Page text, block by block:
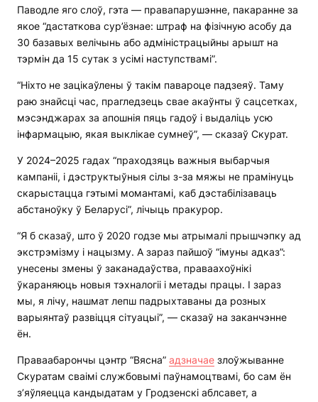
Паводле яго слоў, гэта — правапарушэнне, пакаранне за
якое “дастаткова сур’ёзнае: штраф на фізічную асобу да
30 базавых велічынь або адміністрацыйны арышт на
тэрмін да 15 сутак з усімі наступствамі”.
“Ніхто не зацікаўлены ў такім павароце падзеяў. Таму
раю знайсці час, прагледзець свае акаўнты ў сацсетках,
мэсэнджарах за апошнія пяць гадоў і выдаліць усю
інфармацыю, якая выклікае сумнеў”, — сказаў Скурат.
У 2024–2025 гадах “праходзяць важныя выбарчыя
кампаніі, і дэструктыўныя сілы з-за мяжы не прамінуць
скарыстацца гэтымі момантамі, каб дэстабілізаваць
абстаноўку ў Беларусі”, лічыць пракурор.
“Я б сказаў, што ў 2020 годзе мы атрымалі прышчэпку ад
экстрэмізму і нацызму. А зараз пайшоў “імуны адказ”:
унесены змены ў заканадаўства, праваахоўнікі
ўкараняюць новыя тэхналогіі і метады працы. І зараз
мы, я лічу, нашмат лепш падрыхтаваны да розных
варыянтаў развіцця сітуацыі”, — сказаў на заканчэнне
ён.
Праваабарончы цэнтр “Вясна” адзначае злоўжыванне
Скуратам сваімі службовымі паўнамоцтвамі, бо сам ён
з’яўляецца кандыдатам у Гродзенскі аблсавет, а